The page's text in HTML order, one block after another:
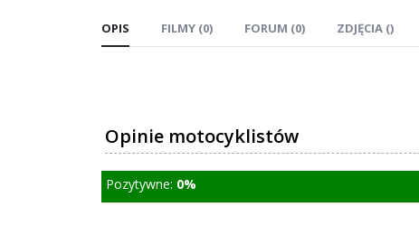
OPIS FILMY (0) FORUM (0) ZDJĘCIA ()
Opinie motocyklistów
Pozytywne: 0%